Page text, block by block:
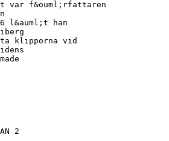
var f&ouml;rfattaren
l&auml;t han
klipporna vid
2